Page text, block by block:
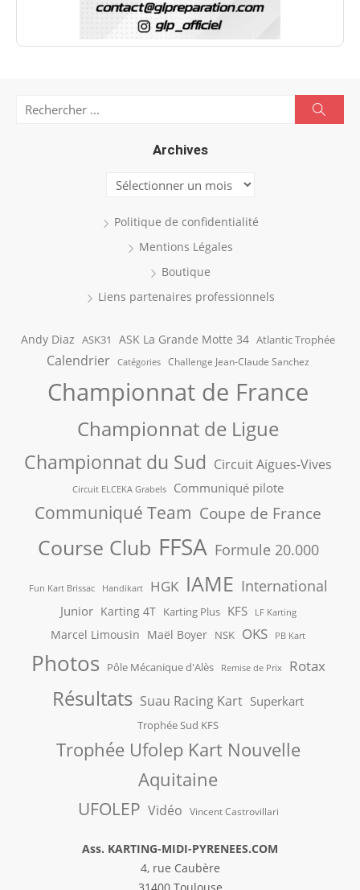
Archives
Archives
Politique de confidentialité
Mentions Légales
Boutique
Liens partenaires professionnels
Andy Diaz ASK31 ASK La Grande Motte 34 Atlantic Trophée
Calendrier Catégories Challenge Jean-Claude Sanchez
Championnat de France
Championnat de Ligue
Championnat du Sud Circuit Aigues-Vives
Circuit ELCEKA Grabels Communiqué pilote
Communiqué Team Coupe de France
Course Club FFSA Formule 20.000
Fun Kart Brissac Handikart HGK IAME International
Junior Karting 4T Karting Plus KFS LF Karting
Marcel Limousin Maël Boyer NSK OKS PB Kart
Photos Pôle Mécanique d'Alès Remise de Prix Rotax
Résultats Suau Racing Kart Superkart
Trophée Sud KFS
Trophée Ufolep Kart Nouvelle
Aquitaine
UFOLEP Vidéo Vincent Castrovillari
Ass. KARTING-MIDI-PYRENEES.COM
4, rue Caubère